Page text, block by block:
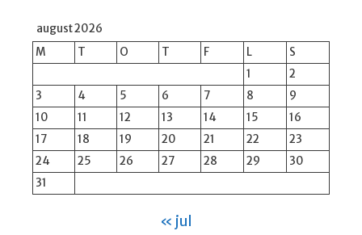
august 2026
M
T O T F L
S
1
2
3
4 5 6 7 8
9
10
11 12 13 14 15
16
17
18 19 20 21 22
23
24
25 26 27 28 29
30
31
« jul